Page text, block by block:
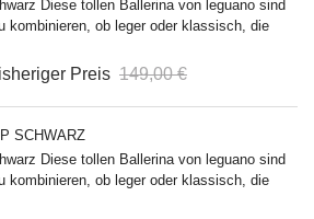
Diese tollen Ballerina von leguano sind
kombinieren, ob leger oder klassisch, die
Preis 149,00 €
SCHWARZ
Diese tollen Ballerina von leguano sind
kombinieren, ob leger oder klassisch, die